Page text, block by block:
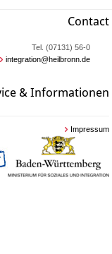
Contact
Tel. (07131) 56-0
integration@heilbronn.de
& Informationen
Impressum